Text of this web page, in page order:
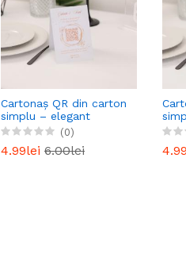
Cartonaș QR din carton
simplu – elegant
(0)
4.99lei 6.00lei